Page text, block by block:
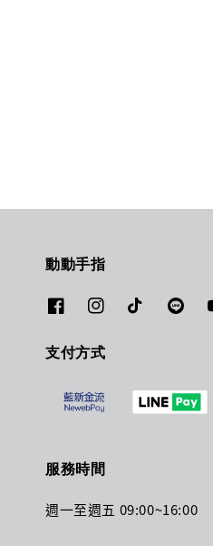
動動手指
支付方式
服務時間
週一至週五 09:00~16:00